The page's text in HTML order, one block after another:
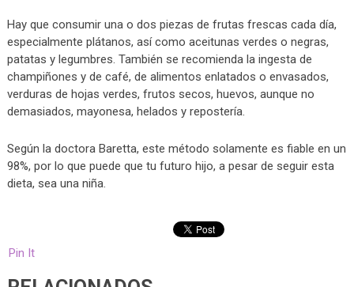
Hay que consumir una o dos piezas de frutas frescas cada día,
especialmente plátanos, así como aceitunas verdes o negras,
patatas y legumbres. También se recomienda la ingesta de
champiñones y de café, de alimentos enlatados o envasados,
verduras de hojas verdes, frutos secos, huevos, aunque no
demasiados, mayonesa, helados y repostería.
Según la doctora Baretta, este método solamente es fiable en un
98%, por lo que puede que tu futuro hijo, a pesar de seguir esta
dieta, sea una niña.
Pin It